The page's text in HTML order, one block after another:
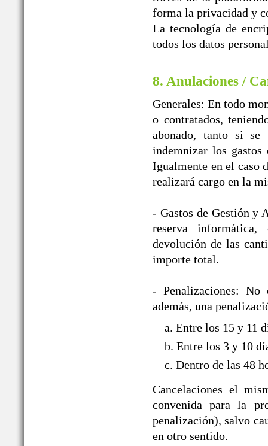
forma la privacidad y
La tecnología de
todos los datos
8. Anulaciones /
Generales: En todo
o contratados,
abonado, tanto si
indemnizar los
Igualmente en el caso
realizará cargo en la
- Gastos de Gestión y
reserva
devolución de las
importe total.
- Penalizaciones: No
además, una
a. Entre los 15 y 11
b. Entre los 3 y 10
c. Dentro de las 48
Cancelaciones el
convenida para la
penalización), salvo
en otro sentido.